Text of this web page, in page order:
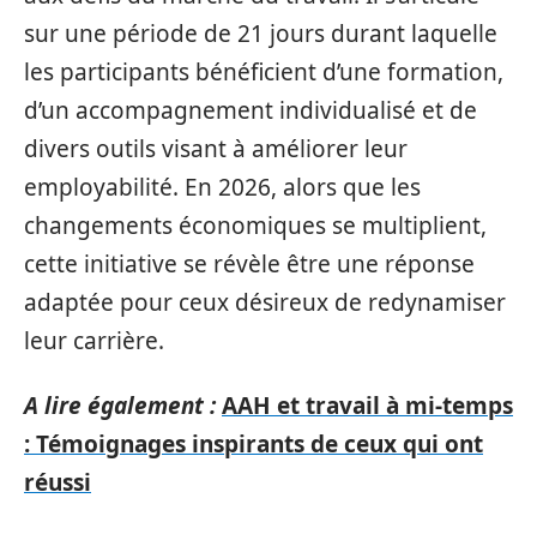
sur une période de 21 jours durant laquelle
les participants bénéficient d’une formation,
d’un accompagnement individualisé et de
divers outils visant à améliorer leur
employabilité. En 2026, alors que les
changements économiques se multiplient,
cette initiative se révèle être une réponse
adaptée pour ceux désireux de redynamiser
leur carrière.
A lire également :AAH et travail à mi-temps
: Témoignages inspirants de ceux qui ont
réussi